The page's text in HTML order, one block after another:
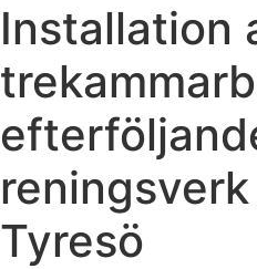
Installation
Tyresö